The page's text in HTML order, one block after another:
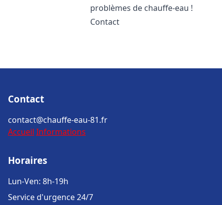
problèmes de chauffe-eau !
Contact
Contact
contact@chauffe-eau-81.fr
Accueil Informations
Horaires
Lun-Ven: 8h-19h
Service d'urgence 24/7